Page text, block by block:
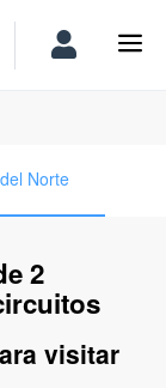
Norte
2
visitar